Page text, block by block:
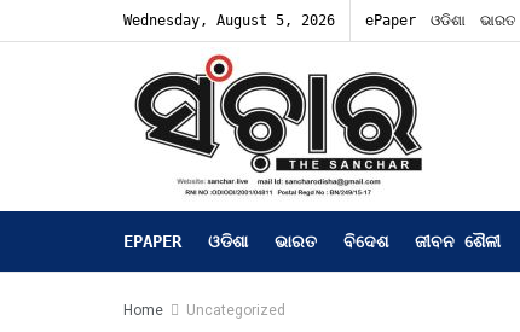
Wednesday, August 5, 2026 ePaper ଓଡିଶା ଭାରତ
EPAPER ଓଡିଶା ଭାରତ ବିଦେଶ ଜୀବନ ଶୈଳୀ
Home Uncategorized